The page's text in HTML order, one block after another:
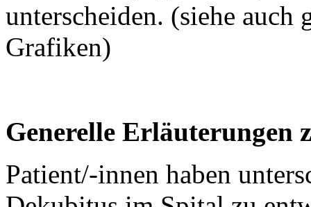
unterscheiden. (siehe auch
Grafiken)
Generelle Erläuterungen
Patient/-innen haben